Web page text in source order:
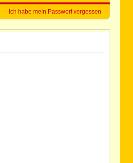
Ich habe mein Passwort vergessen